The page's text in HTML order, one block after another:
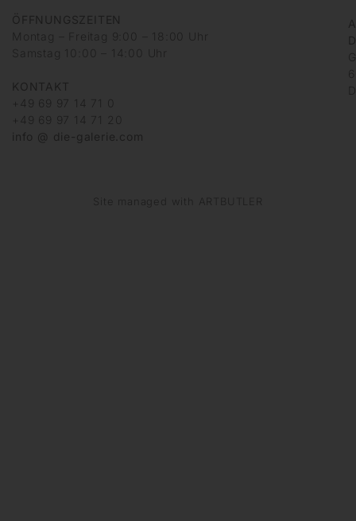
ÖFFNUNGSZEITEN
Montag – Freitag 9:00 – 18:00 Uhr
Samstag 10:00 – 14:00 Uhr
KONTAKT
+49 69 97 14 71 0
+49 69 97 14 71 20
info @ die-galerie.com
Site managed with ARTBUTLER